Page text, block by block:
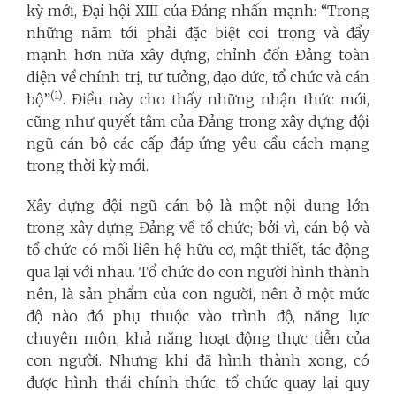
kỳ mới, Đại hội XIII của Đảng nhấn mạnh: “Trong
những năm tới phải đặc biệt coi trọng và đẩy
mạnh hơn nữa xây dựng, chỉnh đốn Đảng toàn
diện về chính trị, tư tưởng, đạo đức, tổ chức và cán
bộ”(1). Điều này cho thấy những nhận thức mới,
cũng như quyết tâm của Đảng trong xây dựng đội
ngũ cán bộ các cấp đáp ứng yêu cầu cách mạng
trong thời kỳ mới.
Xây dựng đội ngũ cán bộ là một nội dung lớn
trong xây dựng Đảng về tổ chức; bởi vì, cán bộ và
tổ chức có mối liên hệ hữu cơ, mật thiết, tác động
qua lại với nhau. Tổ chức do con người hình thành
nên, là sản phẩm của con người, nên ở một mức
độ nào đó phụ thuộc vào trình độ, năng lực
chuyên môn, khả năng hoạt động thực tiễn của
con người. Nhưng khi đã hình thành xong, có
được hình thái chính thức, tổ chức quay lại quy